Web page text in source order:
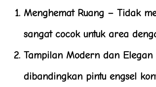
Menghemat Ruang – Tidak
sangat cocok untuk area
Tampilan Modern dan Elegan
dibandingkan pintu engsel